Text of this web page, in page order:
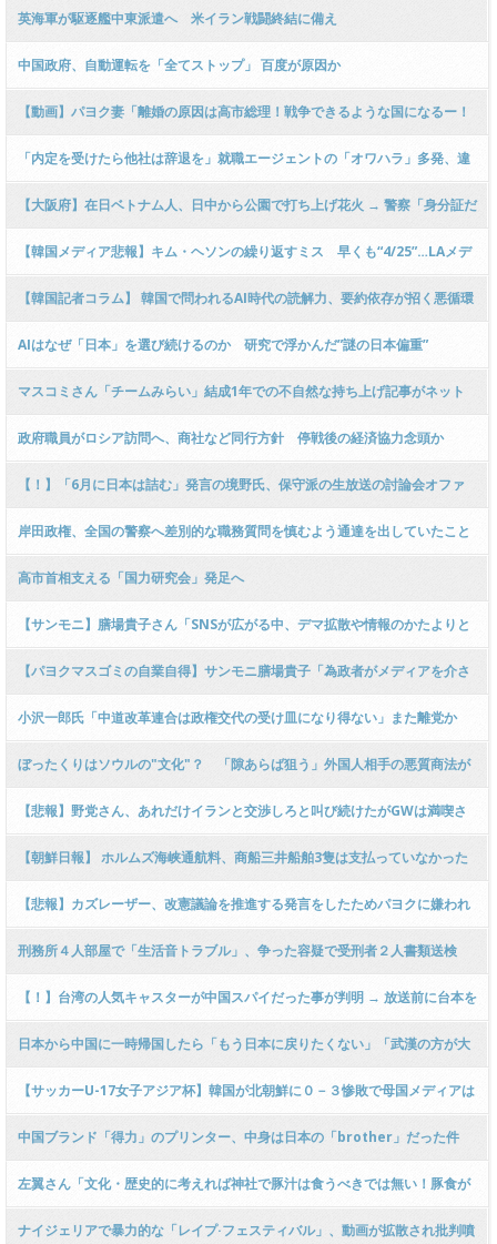
英海軍が駆逐艦中東派遣へ 米イラン戦闘終結に備え
中国政府、自動運転を「全てストップ」 百度が原因か
【動画】パヨク妻「離婚の原因は高市総理！戦争できるような国になるー！
元夫がお花畑と言ってくるー！」 → お笑いタレント「それは性格の不一致で
は？」ｗｗｗｗｗｗｗｗｗ
「内定を受けたら他社は辞退を」就職エージェントの「オワハラ」多発、違
約金の請求事例も
【大阪府】在日ベトナム人、日中から公園で打ち上げ花火 → 警察「身分証だ
して？」 → ベ「外国人じゃない！」とカタコトで無理筋な言い訳をする動画
がネットで話題に ｗｗｗｗｗｗ
【韓国メディア悲報】キム・ヘソンの繰り返すミス 早くも“4/25”…LAメデ
ィア苦言「少々課題が」
【韓国記者コラム】 韓国で問われるAI時代の読解力、要約依存が招く悪循環
AIはなぜ「日本」を選び続けるのか 研究で浮かんだ”謎の日本偏重”
マスコミさん「チームみらい」結成1年での不自然な持ち上げ記事がネット
で話題に → ﾈｯﾄ「増税勢力として期待だな」「この記事見るまで存在忘れて
たｗ」ｗｗｗｗｗｗｗｗｗｗｗｗ
政府職員がロシア訪問へ、商社など同行方針 停戦後の経済協力念頭か
【！】「6月に日本は詰む」発言の境野氏、保守派の生放送の討論会オファ
ーをお断り「知性も品位も感じないリプ欄」と捨て台詞を残し逃走 ｗｗｗｗ
ｗｗｗｗｗｗｗｗ
岸田政権、全国の警察へ差別的な職務質問を慎むよう通達を出していたこと
が発覚 → 自民党員「米国に圧力に屈した！」ｗｗｗｗｗｗｗｗｗｗｗｗｗｗ
ｗｗｗｗｗｗ
高市首相支える「国力研究会」発足へ
【サンモニ】膳場貴子さん「SNSが広がる中、デマ拡散や情報のかたよりと
いう危険性が高まってきてしまう！」→ ﾈｯﾄ「辺野古転覆事故しっかり報じ
て！」ｗｗｗｗｗｗｗｗｗ
【パヨクマスゴミの自業自得】サンモニ膳場貴子「為政者がメディアを介さ
ず…メディアのありようが今、問われている」問題提起
小沢一郎氏「中道改革連合は政権交代の受け皿になり得ない」また離党か
ぼったくりはソウルの"文化"？ 「隙あらば狙う」外国人相手の悪質商法が
根絶できない理由 [5/10] [昆虫図鑑★]
【悲報】野党さん、あれだけイランと交渉しろと叫び続けたがGWは満喫さ
れたようで『誰 も イ ラ ン に 行 か ず…』ｗｗｗｗｗｗｗｗｗ
ｗｗｗｗｗｗｗｗｗｗ
【朝鮮日報】 ホルムズ海峡通航料、商船三井船舶3隻は支払っていなかった
【悲報】カズレーザー、改憲議論を推進する発言をしたためパヨクに嫌われ
る
刑務所４人部屋で「生活音トラブル」、争った容疑で受刑者２人書類送検
【！】台湾の人気キャスターが中国スパイだった事が判明 → 放送前に台本を
提出、暗号通貨で報酬を受け取った「売国」の全貌がネットで話題に → ﾈｯﾄ
「日本にも居るだろ？」
日本から中国に一時帰国したら「もう日本に戻りたくない」「武漢の方が大
阪より100倍良い」に反響 [5/10] [昆虫図鑑★]
【サッカーU-17女子アジア杯】韓国が北朝鮮に０－３惨敗で母国メディアは
茫然！８強でリトルなでしこと対戦決定に戦慄
中国ブランド「得力」のプリンター、中身は日本の「brother」だった件
左翼さん「文化・歴史的に考えれば神社で豚汁は食うべきでは無い！豚食が
解禁されたのは明治時代初期と極最近だ！」ハラール否定投稿に反論に突っ
ナイジェリアで暴力的な「レイプ·フェスティバル」、動画が拡散され批判噴